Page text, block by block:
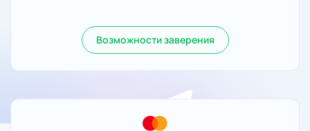
Возможности заверения